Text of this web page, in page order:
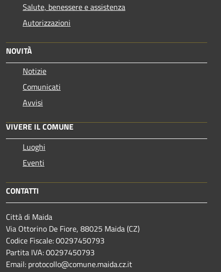
Salute, benessere e assistenza
Autorizzazioni
NOVITÀ
Notizie
Comunicati
Avvisi
VIVERE IL COMUNE
Luoghi
Eventi
CONTATTI
Città di Maida
Via Ottorino De Fiore, 88025 Maida (CZ)
Codice Fiscale: 00297450793
Partita IVA: 00297450793
Email: protocollo@comune.maida.cz.it